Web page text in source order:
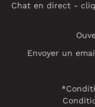
Chat en direct -
Envoyer un